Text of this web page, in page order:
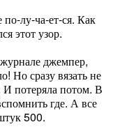
лу-ча-ет-ся. Как
этот узор.
джемпер,
Но сразу вязать не
потеряла потом. В
где. А все
500.